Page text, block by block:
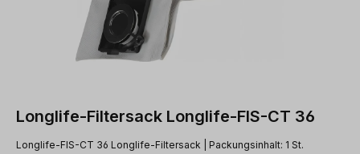
Longlife-Filtersack Longlife-FIS-CT 36
Longlife-FIS-CT 36 Longlife-Filtersack | Packungsinhalt: 1 St.